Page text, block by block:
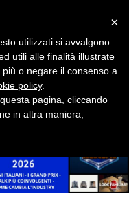
×
utilizzati si avvalgono
utili alle finalità illustrate
o negare il consenso a
policy.
pagina, cliccando
in altra maniera,